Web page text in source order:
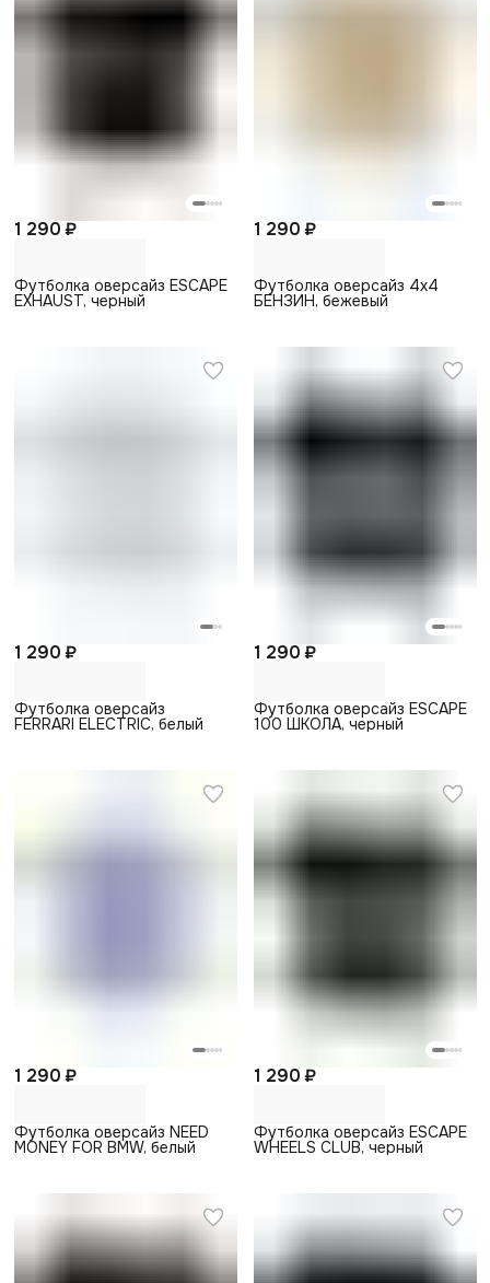
1 290 ₽
Футболка оверсайз ESCAPE
EXHAUST, черный
1 290 ₽
Футболка оверсайз 4x4
БЕНЗИН, бежевый
1 290 ₽
Футболка оверсайз
FERRARI ELECTRIC, белый
1 290 ₽
Футболка оверсайз ESCAPE
100 ШКОЛА, черный
1 290 ₽
Футболка оверсайз NEED
MONEY FOR BMW, белый
1 290 ₽
Футболка оверсайз ESCAPE
WHEELS CLUB, черный